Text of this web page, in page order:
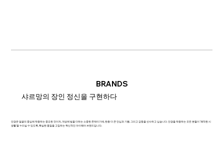
BRANDS
샤르망의 장인 정신을 구현하다
안경은 얼굴의 중심에 착용하는 중요한 것이자, 개성에 빛을 더하는 소중한 존재이기에, 한층 더 큰 안심과 기쁨, 그리고 감동을 선사하고 싶습니다. 안경을 착용하는 모든 분들이 '쾌적한 시
생활'을 누리실 수 있도록, 확실한 품질을 고집하는 혁신적인 아이웨어 브랜드입니다.